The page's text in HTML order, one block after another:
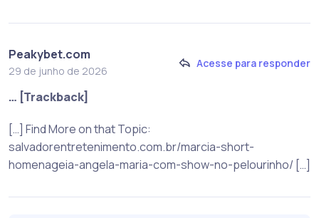
Peakybet.com
29 de junho de 2026
Acesse para responder
… [Trackback]
[…] Find More on that Topic:
salvadorentretenimento.com.br/marcia-short-
homenageia-angela-maria-com-show-no-pelourinho/ […]